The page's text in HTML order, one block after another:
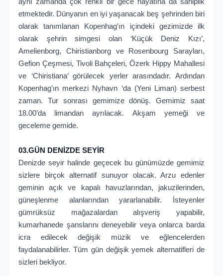
etmektedir. Dünyanın en iyi yaşanacak beş şehrinden biri
olarak tanımlanan Kopenhag’ın içindeki gezimizde ilk
olarak şehrin simgesi olan ‘Küçük Deniz Kızı’,
Amelienborg, Chiristianborg ve Rosenbourg Sarayları,
Gefion Çeşmesi, Tivoli Bahçeleri, Özerk Hippy Mahallesi
ve ‘Chiristiana’ görülecek yerler arasındadır. Ardından
Kopenhag’ın merkezi Nyhavn ‘da (Yeni Liman) serbest
zaman. Tur sonrası gemimize dönüş. Gemimiz saat
18.00’da limandan ayrılacak. Akşam yemeği ve
geceleme gemide.
03.GÜN DENİZDE SEYİR
Denizde seyir halinde geçecek bu günümüzde gemimiz
sizlere birçok alternatif sunuyor olacak. Arzu edenler
geminin açık ve kapalı havuzlarından, jakuzilerinden,
güneşlenme alanlarından yararlanabilir. İsteyenler
gümrüksüz mağazalardan alışveriş yapabilir,
kumarhanede şanslarını deneyebilir veya onlarca barda
icra edilecek değişik müzik ve eğlencelerden
faydalanabilirler. Tüm gün değişik yemek alternatifleri de
sizleri bekliyor.